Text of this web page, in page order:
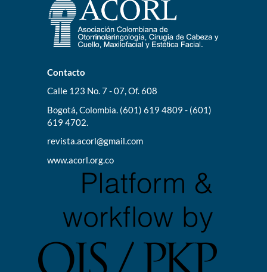
Contacto
Calle 123 No. 7 - 07, Of. 608
Bogotá, Colombia. (601) 619 4809 - (601)
619 4702.
revista.acorl@gmail.com
www.acorl.org.co